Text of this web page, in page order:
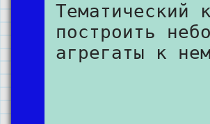
Тематический
построить
агрегаты к